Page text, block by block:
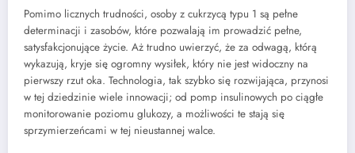
Pomimo licznych trudności, osoby z cukrzycą typu 1 są pełne
determinacji i zasobów, które pozwalają im prowadzić pełne,
satysfakcjonujące życie. Aż trudno uwierzyć, że za odwagą, którą
wykazują, kryje się ogromny wysiłek, który nie jest widoczny na
pierwszy rzut oka. Technologia, tak szybko się rozwijająca, przynosi
w tej dziedzinie wiele innowacji; od pomp insulinowych po ciągłe
monitorowanie poziomu glukozy, a możliwości te stają się
sprzymierzeńcami w tej nieustannej walce.